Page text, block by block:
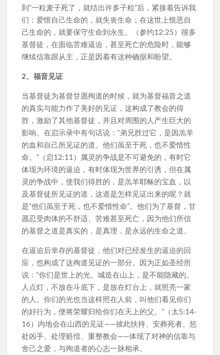
到“一粒麦子死了，就结出许多子粒”后，紧接着告诉我
们：爱惜自己生命的，就失丧生命；在这世上恨恶自
己生命的，就要保守生命到永生。（参约12:25）很多
基督徒，在面临苦难逼迫，甚至死亡的危险时，能够
继续信靠跟从主，正是因着有这种确据和盼望。
2、福音见证
当基督徒为基督甘愿殉道的时候，就为基督福音之道
的真实与能力作了美好的见证，这构成了教会的得
胜，激励了其他基督徒，并且对周围的人产生巨大的
影响。在启示录中有句话说：“弟兄胜过它，是因羔羊
的血和自己所见证的道。他们虽至于死，也不爱惜性
命。”（启12:11）属灵的争战是不可避免的，有时它
体现为环境的逼迫，有时体现为世界的引诱，但在属
灵的争战中，使我们得胜的，是羔羊耶稣的宝血，以
及基督徒所见证的道，这道是怎样见证出来的呢？就
是“他们虽至于死，也不爱惜性命”。他们为了基督，甘
愿忍受肉体的不舒适、苦难甚至死亡，因为他们所信
的基督之道是真实的，是真理，是永远的生命之道。
在逼迫后幸存的基督徒，他们对已经发生的逼迫的回
应，也构成了这殉道见证的一部分。因为正如圣经所
说：“你们是世上的光。城造在山上，是不能隐藏的。
人点灯，不放在斗底下，是放在灯台上，就照亮一家
的人。你们的光也当这样照在人前，叫他们看见你们
的好行为，便将荣耀归给你们在天上的父。”（太5:14-
16）内地会在山西的见证——彼此扶持、安葬死者、惩
处凶手、处理赔偿、重整教会——体现了对神的信靠与
舍己之爱，与殉道者的心志一脉相承。